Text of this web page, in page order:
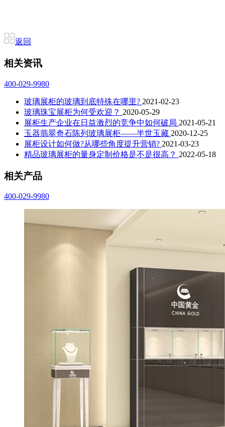
返回
相关资讯
400-029-9980
玻璃展柜的玻璃到底特殊在哪里? 2021-02-23
玻璃珠宝展柜为何受欢迎？ 2020-05-29
展柜生产企业在日益激烈的竞争中如何破局 2021-05-21
玉器翡翠奇石陈列玻璃展柜——半世玉藏 2020-12-25
展柜设计如何做?从哪些角度提升营销? 2021-03-23
精品玻璃展柜的量身定制价格是不是很高？ 2022-05-18
相关产品
400-029-9980